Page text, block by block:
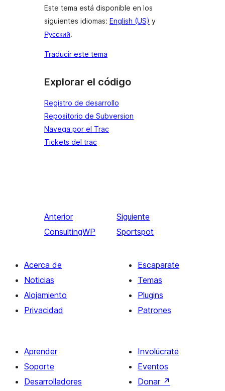
Este tema está disponible en los
siguientes idiomas: English (US) y
Русский.
Traducir este tema
Explorar el código
Registro de desarrollo
Repositorio de Subversion
Navega por el Trac
Tickets del trac
Anterior
ConsultingWP
Siguiente
Sportspot
Acerca de
Noticias
Alojamiento
Privacidad
Escaparate
Temas
Plugins
Patrones
Aprender
Soporte
Desarrolladores
Involúcrate
Eventos
Donar ↗